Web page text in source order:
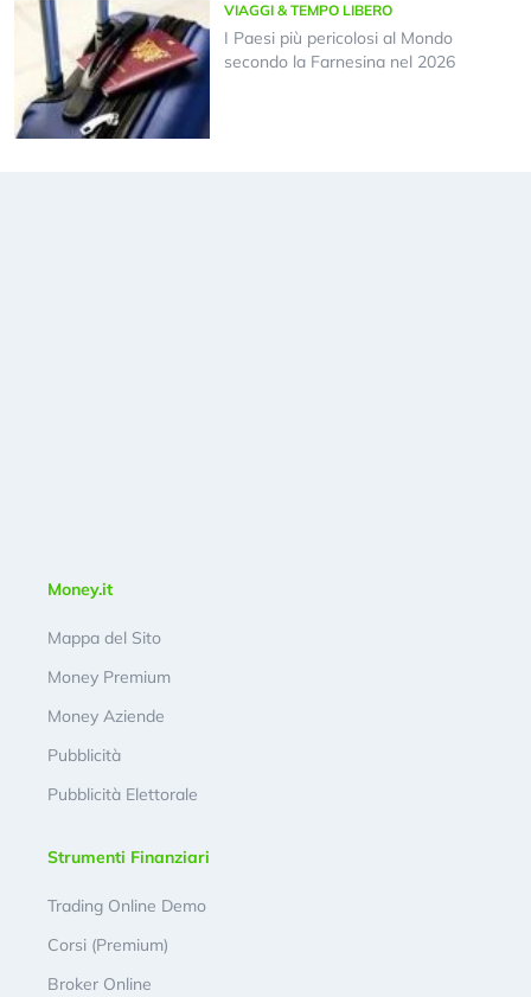
VIAGGI & TEMPO LIBERO
I Paesi più pericolosi al Mondo
secondo la Farnesina nel 2026
Money.it
Mappa del Sito
Money Premium
Money Aziende
Pubblicità
Pubblicità Elettorale
Strumenti Finanziari
Trading Online Demo
Corsi (Premium)
Broker Online